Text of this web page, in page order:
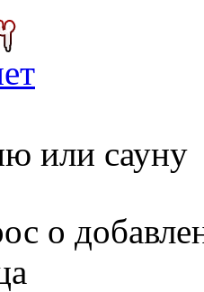
или сауну
о